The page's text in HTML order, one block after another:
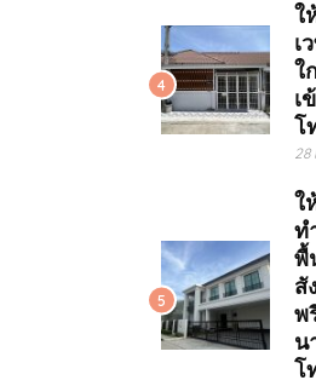
4
ใ
เ
ใ
เ
โ
28
5
ใ
ท
พื้
สั
พ
น
โ